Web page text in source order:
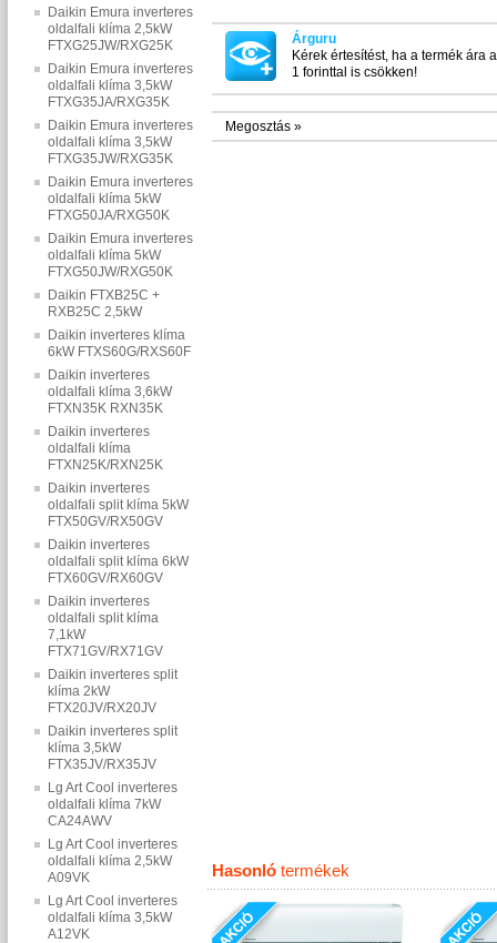
Daikin Emura inverteres
oldalfali klíma 2,5kW
FTXG25JW/RXG25K
Daikin Emura inverteres
oldalfali klíma 3,5kW
FTXG35JA/RXG35K
Daikin Emura inverteres
oldalfali klíma 3,5kW
FTXG35JW/RXG35K
Daikin Emura inverteres
oldalfali klíma 5kW
FTXG50JA/RXG50K
Daikin Emura inverteres
oldalfali klíma 5kW
FTXG50JW/RXG50K
Daikin FTXB25C +
RXB25C 2,5kW
Daikin inverteres klíma
6kW FTXS60G/RXS60F
Daikin inverteres
oldalfali klíma 3,6kW
FTXN35K RXN35K
Daikin inverteres
oldalfali klíma
FTXN25K/RXN25K
Daikin inverteres
oldalfali split klíma 5kW
FTX50GV/RX50GV
Daikin inverteres
oldalfali split klíma 6kW
FTX60GV/RX60GV
Daikin inverteres
oldalfali split klíma
7,1kW
FTX71GV/RX71GV
Daikin inverteres split
klíma 2kW
FTX20JV/RX20JV
Daikin inverteres split
klíma 3,5kW
FTX35JV/RX35JV
Lg Art Cool inverteres
oldalfali klíma 7kW
CA24AWV
Lg Art Cool inverteres
oldalfali klíma 2,5kW
A09VK
Lg Art Cool inverteres
oldalfali klíma 3,5kW
A12VK
Árguru
Kérek értesítést, ha a termék ára
1 forinttal is csökken!
Megosztás »
Hasonló termékek